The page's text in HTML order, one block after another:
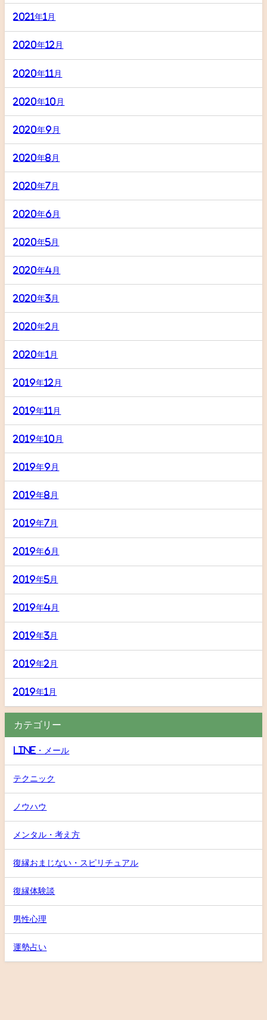
2021年1月
2020年12月
2020年11月
2020年10月
2020年9月
2020年8月
2020年7月
2020年6月
2020年5月
2020年4月
2020年3月
2020年2月
2020年1月
2019年12月
2019年11月
2019年10月
2019年9月
2019年8月
2019年7月
2019年6月
2019年5月
2019年4月
2019年3月
2019年2月
2019年1月
カテゴリー
LINE・メール
テクニック
ノウハウ
メンタル・考え方
復縁おまじない・スピリチュアル
復縁体験談
男性心理
運勢占い